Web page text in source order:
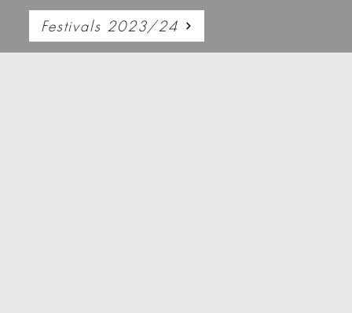
Festivals 2023/24